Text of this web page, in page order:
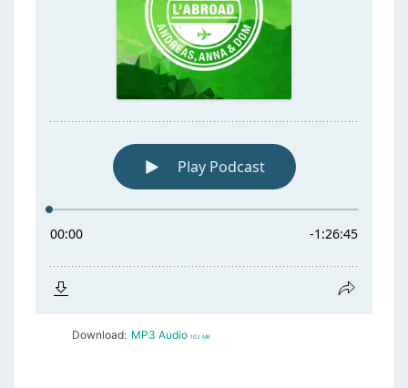
Download: MP3 Audio 102 MB